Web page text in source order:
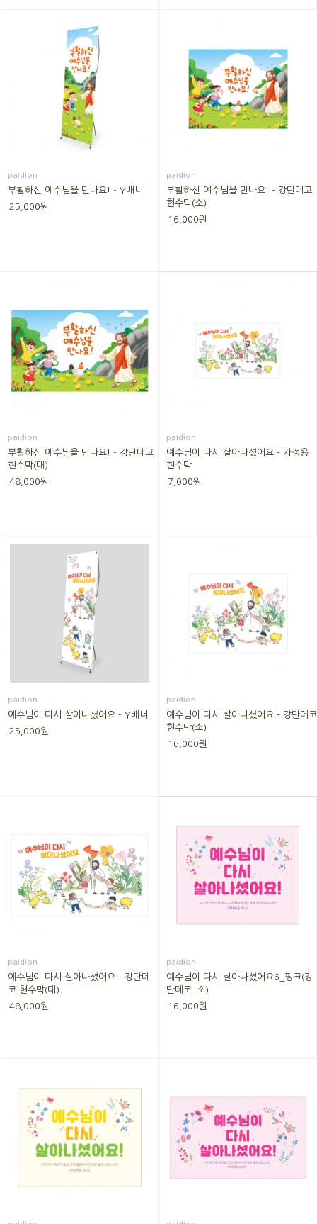
paidion
부활하신 예수님을 만나요! - Y배너
25,000원
paidion
부활하신 예수님을 만나요! - 강단데코
현수막(소)
16,000원
paidion
부활하신 예수님을 만나요! - 강단데코
현수막(대)
48,000원
paidion
예수님이 다시 살아나셨어요 - 가정용
현수막
7,000원
paidion
예수님이 다시 살아나셨어요 - Y배너
25,000원
paidion
예수님이 다시 살아나셨어요 - 강단데코
현수막(소)
16,000원
paidion
예수님이 다시 살아나셨어요 - 강단데
코 현수막(대)
48,000원
paidion
예수님이 다시 살아나셨어요6_핑크(강
단데코_소)
16,000원